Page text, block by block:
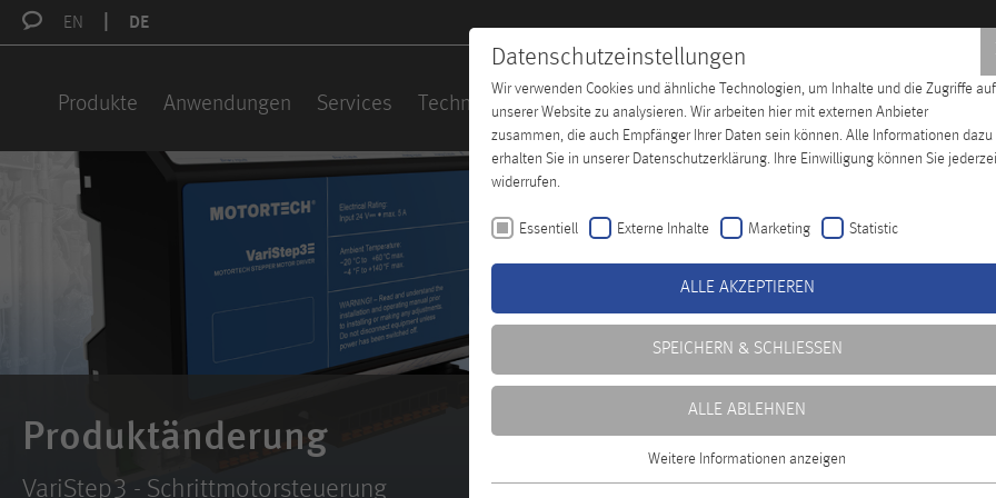
Datenschutzeinstellungen
Wir verwenden Cookies und ähnliche Technologien, um Inhalte und die Zugriffe auf
unserer Website zu analysieren. Wir arbeiten hier mit externen Anbieter
zusammen, die auch Empfänger Ihrer Daten sein können. Alle Informationen dazu
erhalten Sie in unserer Datenschutzerklärung. Ihre Einwilligung können Sie
widerrufen.
Essentiell Externe Inhalte Marketing Statistic
ALLE AKZEPTIEREN
SPEICHERN & SCHLIESSEN
ALLE ABLEHNEN
Weitere Informationen anzeigen
EN DE
Produkte Anwendungen Services Technisches Training Unternehmen Distributoren Kontakt
Produktänderung
VariStep3 - Schrittmotorsteuerung